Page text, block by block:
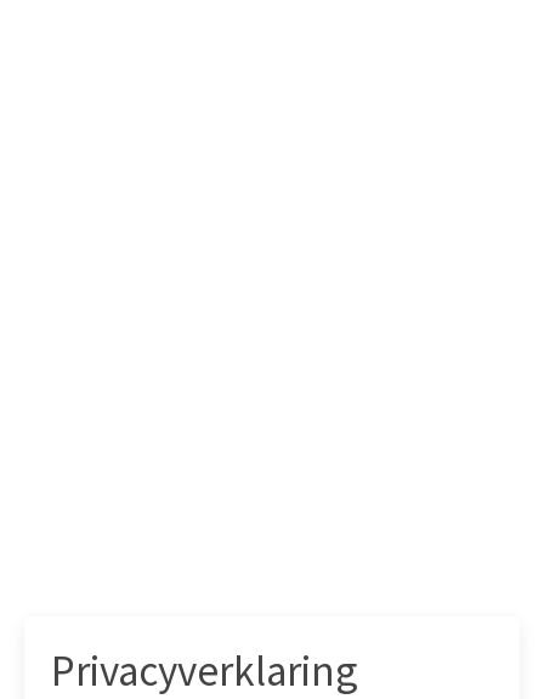
Privacyverklaring